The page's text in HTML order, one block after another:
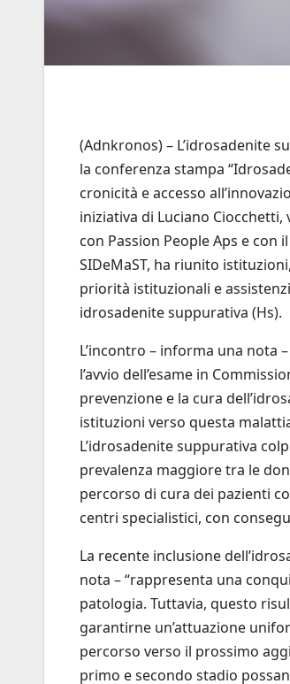
(Adnkronos) – L’idrosadenite
la conferenza stampa
cronicità e accesso
iniziativa di Luciano
con Passion People Aps e con
SIDeMaST, ha riunito
priorità istituzionali e
idrosadenite suppurativa (Hs).
L’incontro – informa una nota
l’avvio dell’esame in
prevenzione e la cura
istituzioni verso questa
L’idrosadenite suppurativa
prevalenza maggiore tra le
percorso di cura dei pazienti
centri specialistici, con
La recente inclusione
nota – “rappresenta una
patologia. Tuttavia, questo
garantirne un’attuazione
percorso verso il prossimo
primo e secondo stadio